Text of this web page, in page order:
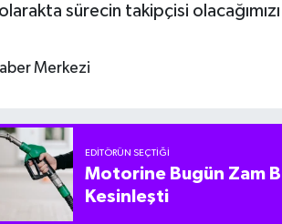
sürecin takipçisi
Merkezi
EDITÖRÜN SEÇTIĞI
Motorine Bugün Zam
Kesinleşti